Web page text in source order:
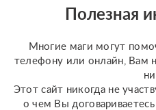
с
Полезная
Многие маги могут
телефону или онлайн, Вам
Этот сайт никогда не
о чем Вы